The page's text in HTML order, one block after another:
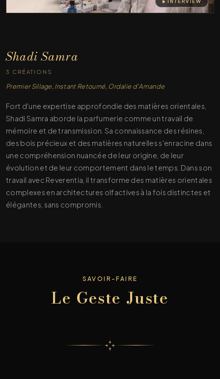
INTERVIEW
Shadi Samra
3 CRÉATIONS
Premier Sillage, Instant Retourné, Ordalie d'Amande
Fort d'une expertise approfondie des matières orientales,
Shadi Samra aborde la parfumerie comme un travail de
mémoire et de transmission. Sa connaissance des résines,
des bois précieux et des matières naturelles s'enracine dans
une compréhension nuancée de leur origine, de leur
évolution et de leur comportement dans le temps. Dans son
travail avec Reverentia, il transforme des matières orientales
complexes en architectures olfactives à la fois distinctes et
élégantes, sans compromis.
SAVOIR-FAIRE
Le Geste Juste